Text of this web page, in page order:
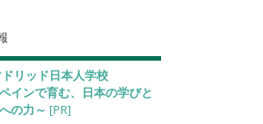
リッド日本人学校
インで育む、日本の学びと
の力～ [PR]